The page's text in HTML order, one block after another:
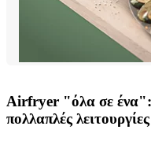
Airfryer "όλα σε ένα":
πολλαπλές λειτουργίες